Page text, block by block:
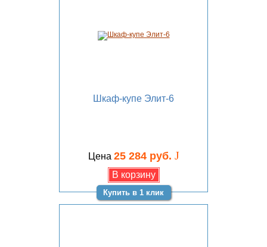
Шкаф-купе Элит-6
Цена 25 284 руб. J
Купить в 1 клик